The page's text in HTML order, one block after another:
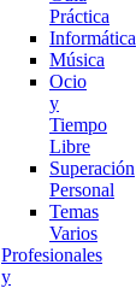
Práctica
Informática
Música
Ocio
y
Tiempo
Libre
Superación
Personal
Temas
Varios
Profesionales
y